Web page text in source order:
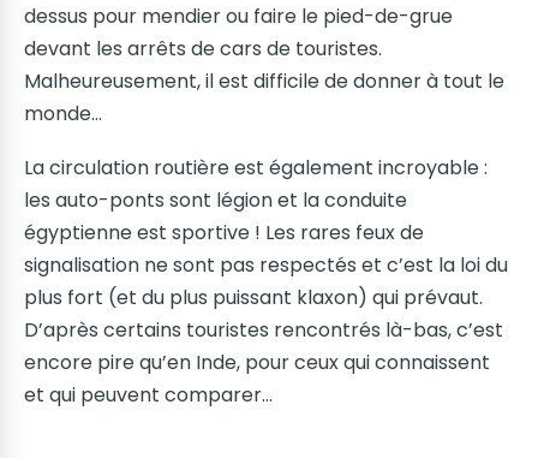
dessus pour mendier ou faire le pied-de-grue
devant les arrêts de cars de touristes.
Malheureusement, il est difficile de donner à tout le
monde…
La circulation routière est également incroyable :
les auto-ponts sont légion et la conduite
égyptienne est sportive ! Les rares feux de
signalisation ne sont pas respectés et c’est la loi du
plus fort (et du plus puissant klaxon) qui prévaut.
D’après certains touristes rencontrés là-bas, c’est
encore pire qu’en Inde, pour ceux qui connaissent
et qui peuvent comparer…